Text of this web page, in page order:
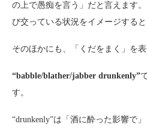
の上で愚痴を言う」だと言えます
び交っている状況をイメージすると
そのほかにも、「くだをまく」を
“babble/blather/jabber drunkenly”
す。
“drunkenly”は「酒に酔った影響で